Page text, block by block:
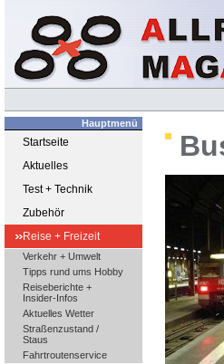
Hauptmenü
Startseite
Aktuelles
Test + Technik
Zubehör
Reise + Freizeit
Verkehr + Umwelt
Tipps rund ums Hobby
Reiseberichte +
Insider-Infos
Aktuelles Wetter
Straßenzustand /
Staus
Fahrtroutenservice